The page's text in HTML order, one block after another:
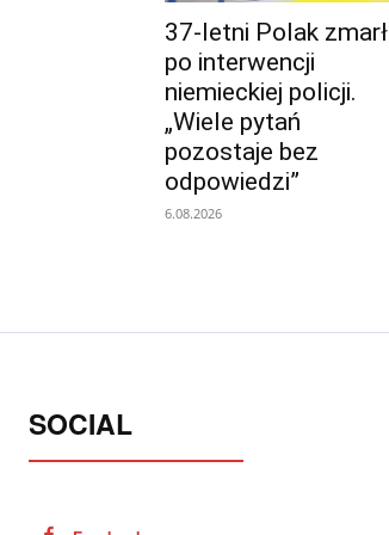
37-letni Polak zmarł
po interwencji
niemieckiej policji.
„Wiele pytań
pozostaje bez
odpowiedzi”
6.08.2026
SOCIAL